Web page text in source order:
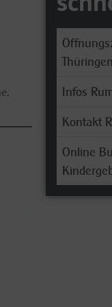
Infos
Kontakt
Online